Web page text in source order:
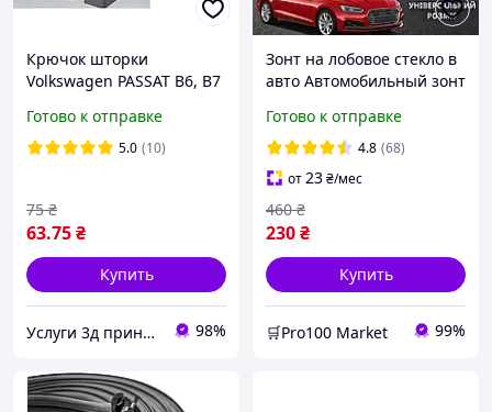
Крючок шторки
Volkswagen PASSAT B6, B7
Готово к отправке
5.0 (10)
63.75₴
75 ₴
Купить
Услуги 3д принтера 98%
Зонт на лобовое стекло в
авто Автомобильный зонт
см Шторка для защиты
панели автомобиля
Готово к отправке
4.8 (68)
от23₴/мес
230₴
460 ₴
Купить
🛒Pro100 Market 99%